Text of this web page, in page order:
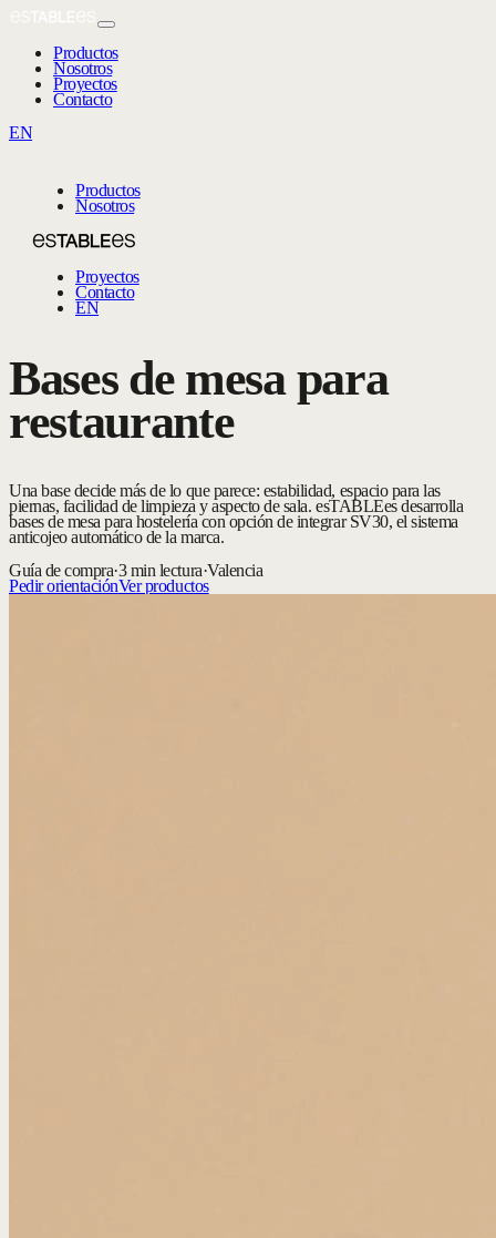
Productos
Nosotros
Proyectos
Contacto
EN
Productos
Nosotros
Proyectos
Contacto
EN
Bases de mesa para
restaurante
Una base decide más de lo que parece: estabilidad, espacio para las
piernas, facilidad de limpieza y aspecto de sala. esTABLEes desarrolla
bases de mesa para hostelería con opción de integrar SV30, el sistema
anticojeo automático de la marca.
Guía de compra·3 min lectura·Valencia
Pedir orientaciónVer productos